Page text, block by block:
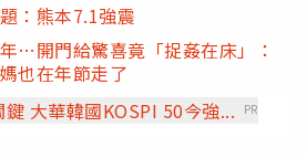
：熊本7.1強震
…開門給驚喜竟「捉姦在床」：
也在年節走了
大華韓國KOSPI 50今強...
PR